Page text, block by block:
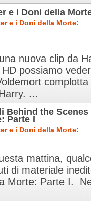
e i Doni della
e i Doni della Morte:
nuova clip da
possiamo
...
Behind the
Parte I
e i Doni della Morte:
mattina,
di materiale
Morte: Parte I.